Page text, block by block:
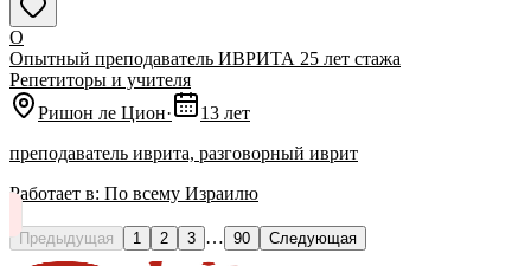
О
Опытный преподаватель ИВРИТА 25 лет стажа
Репетиторы и учителя
Ришон ле Цион·
13 лет
преподаватель иврита, разговорный иврит
Работает в: По всему Израилю
Предыдущая 1 2 3 … 90 Следующая